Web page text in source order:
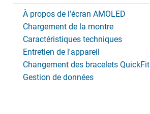
À propos de l'écran AMOLED
Chargement de la montre
Caractéristiques techniques
Entretien de l'appareil
Changement des bracelets QuickFit
Gestion de données